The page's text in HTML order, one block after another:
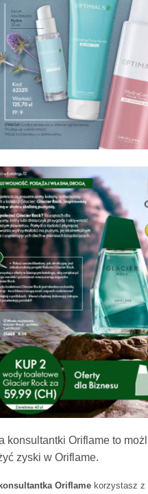
konsultantki Oriflame to
zyski w Oriflame.
konsultantka Oriflame korzystasz z